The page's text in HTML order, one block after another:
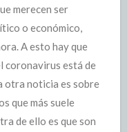
merecen ser
o económico,
A esto hay que
coronavirus está de
otra noticia es sobre
que más suele
de ello es que son